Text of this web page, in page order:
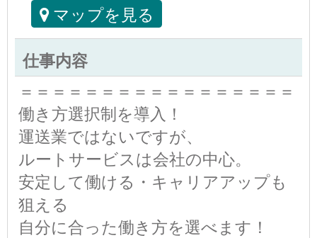
マップを見る
仕事内容
＝＝＝＝＝＝＝＝＝＝＝＝＝＝＝＝＝
働き方選択制を導入！
運送業ではないですが、
ルートサービスは会社の中心。
安定して働ける・キャリアアップも
狙える
自分に合った働き方を選べます！